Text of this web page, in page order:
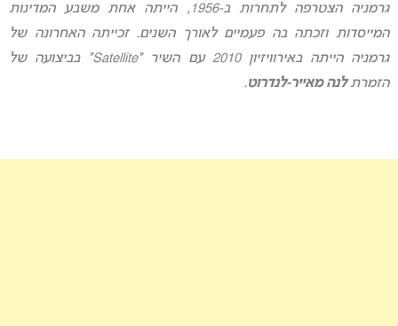
גרמניה הצטרפה לתחרות ב-1956, הייתה אחת משבע המדינות
המייסדות וזכתה בה פעמיים לאורך השנים. זכייתה האחרונה של
גרמניה הייתה באירוויזיון 2010 עם השיר “Satellite” בביצועה של
הזמרתלנה מאייר-לנדרוט.